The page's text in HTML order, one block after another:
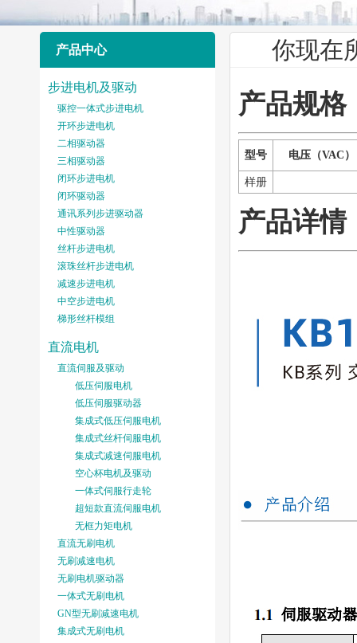
产品中心
步进电机及驱动
驱控一体式步进电机
开环步进电机
二相驱动器
三相驱动器
闭环步进电机
闭环驱动器
通讯系列步进驱动器
中性驱动器
丝杆步进电机
滚珠丝杆步进电机
减速步进电机
中空步进电机
梯形丝杆模组
直流电机
直流伺服及驱动
低压伺服电机
低压伺服驱动器
集成式低压伺服电机
集成式丝杆伺服电机
集成式减速伺服电机
空心杯电机及驱动
一体式伺服行走轮
超短款直流伺服电机
无框力矩电机
直流无刷电机
无刷减速电机
无刷电机驱动器
一体式无刷电机
GN型无刷减速电机
集成式无刷电机
你现在
产品规格
型号 电压（VAC）
样册
产品详情